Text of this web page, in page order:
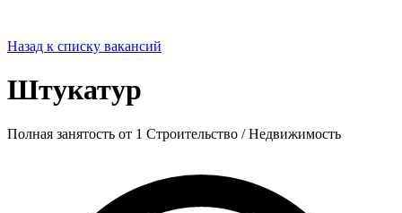
Назад к списку вакансий
Штукатур
Полная занятость от 1 Строительство / Недвижимость